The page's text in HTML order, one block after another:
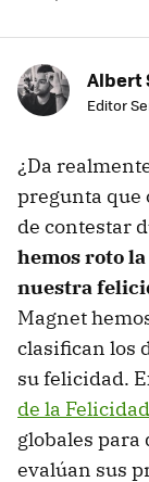
Albert
Editor
¿Da
pregunta que
de contestar
hemos roto
nuestra
Magnet
clasifican los
su felicidad.
de la Felicidad
globales para
evalúan sus